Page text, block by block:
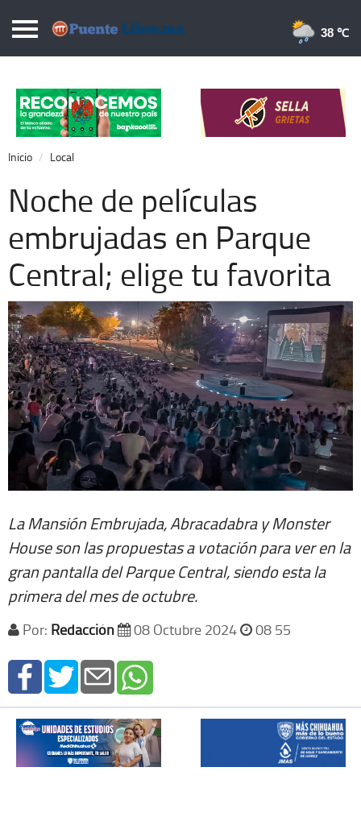
Puentelibre.mx
Local
Nacional
Opinión
Cronos
Economía
Espectáculos
Extra +
38 ℃
Inicio Local
Noche de películas
embrujadas en Parque
Central; elige tu favorita
La Mansión Embrujada, Abracadabra y Monster
House son las propuestas a votación para ver en la
gran pantalla del Parque Central, siendo esta la
primera del mes de octubre.
Por: Redacción 08 Octubre 2024 08 55